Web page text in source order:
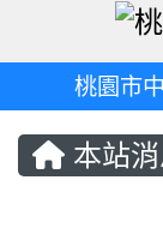
桃園市
本站